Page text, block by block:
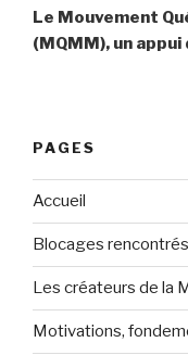
suivant
Le Mouvement
(MQMM), un
PAGES
Accueil
Blocages rencontrés
Les créateurs de la
Motivations,